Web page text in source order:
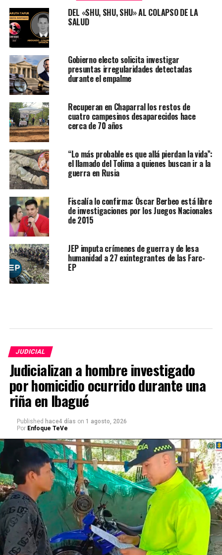
DEL «SHU, SHU, SHU» AL COLAPSO DE LA
SALUD
Gobierno electo solicita investigar
presuntas irregularidades detectadas
durante el empalme
Recuperan en Chaparral los restos de
cuatro campesinos desaparecidos hace
cerca de 70 años
“Lo más probable es que allá pierdan la vida”:
el llamado del Tolima a quienes buscan ir a la
guerra en Rusia
Fiscalía lo confirma: Óscar Berbeo está libre
de investigaciones por los Juegos Nacionales
de 2015
JEP imputa crímenes de guerra y de lesa
humanidad a 27 exintegrantes de las Farc-
EP
JUDICIAL
Judicializan a hombre investigado
por homicidio ocurrido durante una
riña en Ibagué
Published hace4 días on 1 agosto, 2026
Por Enfoque TeVe